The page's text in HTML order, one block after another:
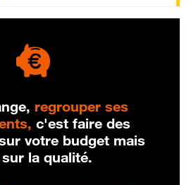
regrouper ses
c'est faire des
votre budget mais
la qualité.